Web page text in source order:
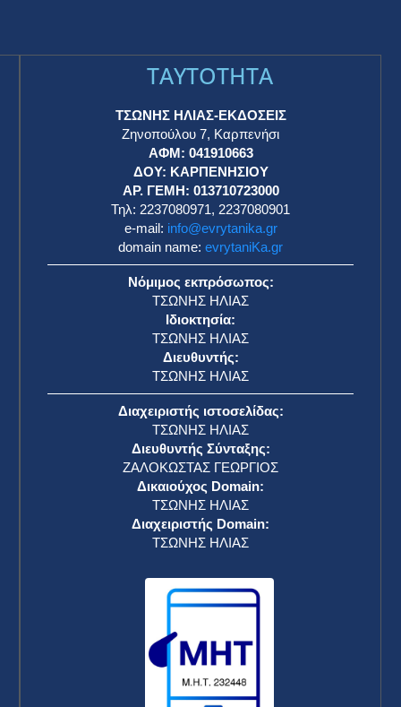
TAYTOTHTA
ΤΣΩΝΗΣ ΗΛΙΑΣ-ΕΚΔΟΣΕΙΣ
Ζηνοπούλου 7, Καρπενήσι
ΑΦΜ: 041910663
ΔΟΥ: ΚΑΡΠΕΝΗΣΙΟΥ
ΑΡ. ΓΕΜΗ: 013710723000
Τηλ: 2237080971, 2237080901
e-mail: info@evrytanika.gr
domain name: evrytaniKa.gr
Νόμιμος εκπρόσωπος:
ΤΣΩΝΗΣ ΗΛΙΑΣ
Ιδιοκτησία:
ΤΣΩΝΗΣ ΗΛΙΑΣ
Διευθυντής:
ΤΣΩΝΗΣ ΗΛΙΑΣ
Διαχειριστής ιστοσελίδας:
ΤΣΩΝΗΣ ΗΛΙΑΣ
Διευθυντής Σύνταξης:
ΖΑΛΟΚΩΣΤΑΣ ΓΕΩΡΓΙΟΣ
Δικαιούχος Domain:
ΤΣΩΝΗΣ ΗΛΙΑΣ
Διαχειριστής Domain:
ΤΣΩΝΗΣ ΗΛΙΑΣ